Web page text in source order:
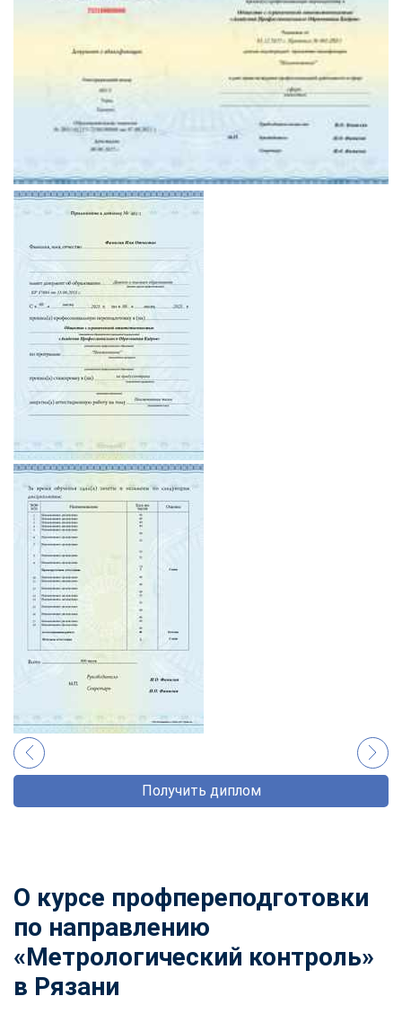
Получить диплом
О курсе профпереподготовки
по направлению
«Метрологический контроль»
в Рязани